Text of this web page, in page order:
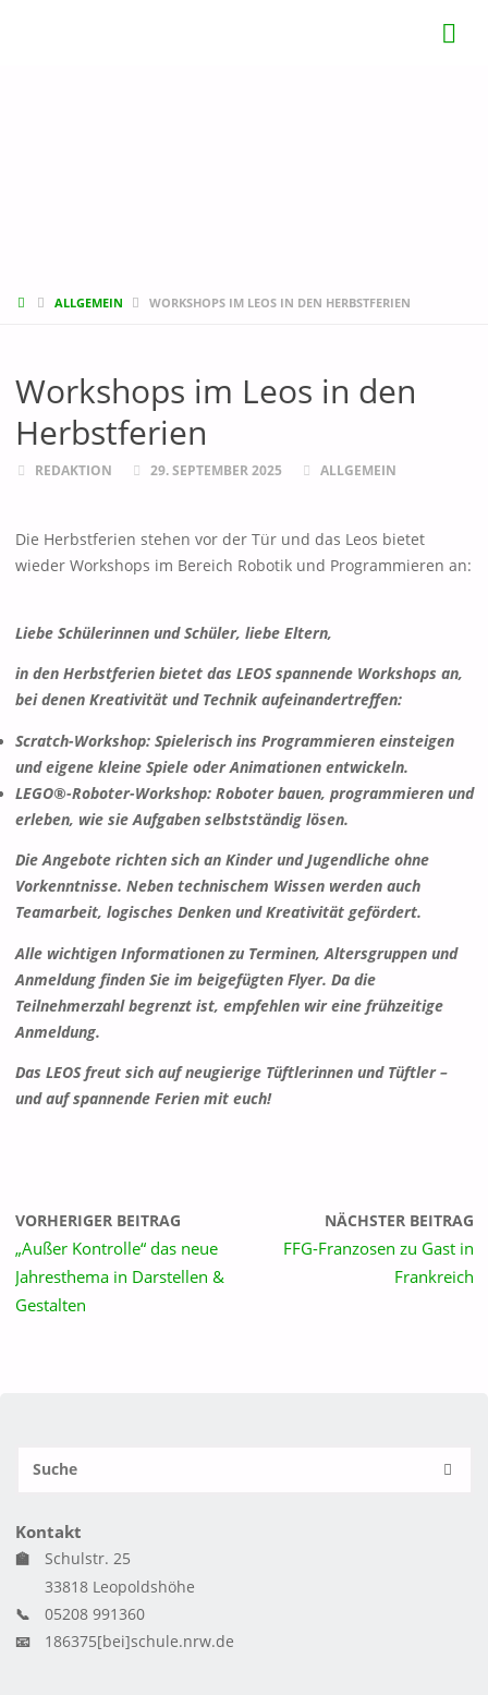
STARTALLGEMEIN WORKSHOPS IM LEOS IN DEN HERBSTFERIEN
Workshops im Leos in den
Herbstferien
REDAKTION 29. SEPTEMBER 2025 ALLGEMEIN
Die Herbstferien stehen vor der Tür und das Leos bietet
wieder Workshops im Bereich Robotik und Programmieren an:
Liebe Schülerinnen und Schüler, liebe Eltern,
in den Herbstferien bietet das LEOS spannende Workshops an,
bei denen Kreativität und Technik aufeinandertreffen:
Scratch-Workshop: Spielerisch ins Programmieren einsteigen
und eigene kleine Spiele oder Animationen entwickeln.
LEGO®-Roboter-Workshop: Roboter bauen, programmieren und
erleben, wie sie Aufgaben selbstständig lösen.
Die Angebote richten sich an Kinder und Jugendliche ohne
Vorkenntnisse. Neben technischem Wissen werden auch
Teamarbeit, logisches Denken und Kreativität gefördert.
Alle wichtigen Informationen zu Terminen, Altersgruppen und
Anmeldung finden Sie im beigefügten Flyer. Da die
Teilnehmerzahl begrenzt ist, empfehlen wir eine frühzeitige
Anmeldung.
Das LEOS freut sich auf neugierige Tüftlerinnen und Tüftler –
und auf spannende Ferien mit euch!
VORHERIGER BEITRAG
„Außer Kontrolle“ das neue
Jahresthema in Darstellen &
Gestalten
NÄCHSTER BEITRAG
FFG-Franzosen zu Gast in
Frankreich
Kontakt
🏫
Schulstr. 25
33818 Leopoldshöhe
📞
05208 991360
📧
186375[bei]schule.nrw.de